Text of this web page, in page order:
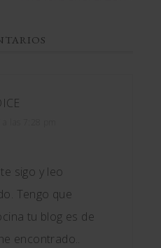
sigo y leo
Tengo que
tu blog es de
encontrado..